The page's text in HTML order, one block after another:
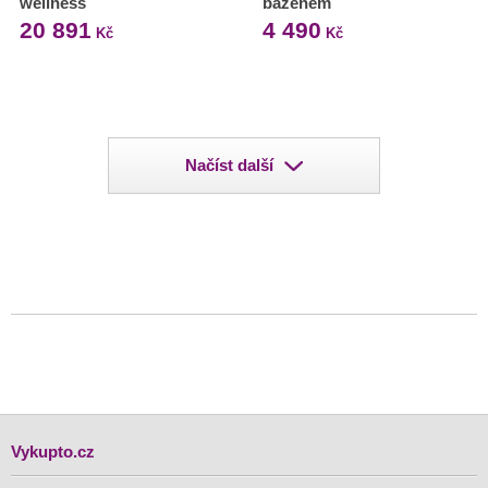
20 891 Kč 4 490 Kč
Načíst další
Vykupto.cz